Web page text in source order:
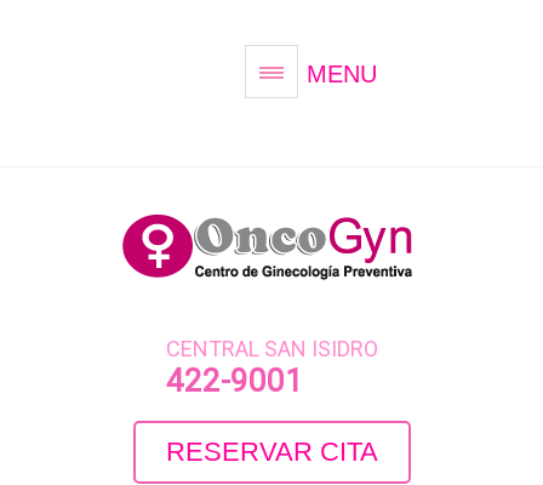
MENU
CENTRAL SAN ISIDRO
422-9001
RESERVAR CITA